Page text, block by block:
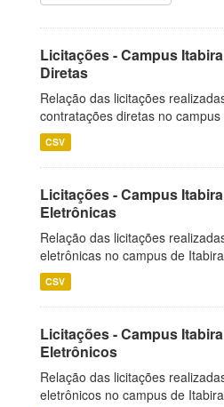
Licitações - Campus
Diretas
Relação das licitações
contratações diretas no
CSV
Licitações - Campus
Eletrônicas
Relação das licitações
eletrônicas no campus de Itabira
CSV
Licitações - Campus
Eletrônicos
Relação das licitações
eletrônicos no campus de Itabira